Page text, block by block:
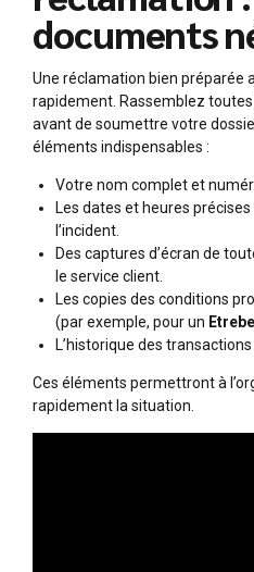
documents
Une réclamation bien préparée
rapidement. Rassemblez
avant de soumettre votre
éléments indispensables :
Votre nom complet et
Les dates et heures
l’incident.
Des captures d’écran de
le service client.
Les copies des conditions
(par exemple, pour un
L’historique des
Ces éléments permettront à
rapidement la situation.